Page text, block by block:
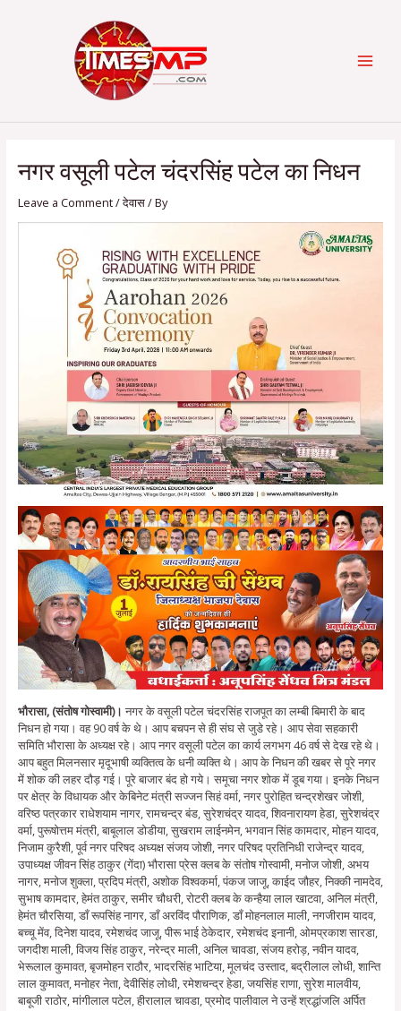
नगर वसूली पटेल चंदरसिंह पटेल का निधन
Leave a Comment/देवास/ By
भौरासा, (संतोष गोस्वामी)। नगर के वसूली पटेल चंदरसिंह राजपूत का लम्बी बिमारी के बाद
निधन हो गया। वह 90 वर्ष के थे। आप बचपन से ही संघ से जुडे रहे। आप सेवा सहकारी
समिति भौरासा के अध्यक्ष रहे। आप नगर वसूली पटेल का कार्य लगभग 46 वर्ष से देख रहे थे।
आप बहुत मिलनसार मृदूभाषी व्यक्तित्व के धनी व्यक्ति थे। आप के निधन की खबर से पूरे नगर
में शोक की लहर दौड़ गई। पूरे बाजार बंद हो गये। समूचा नगर शोक में डूब गया। इनके निधन
पर क्षेत्र के विधायक और केबिनेट मंत्री सज्जन सिहं वर्मा, नगर पुरोहित चन्द्रशेखर जोशी,
वरिष्ठ पत्रकार राधेशयाम नागर, रामचन्द्र बंड, सुरेशचंद्र यादव, शिवनारायण हेडा, सुरेशचंद्र
वर्मा, पुरूषोत्तम मंत्री, बाबूलाल डोडीया, सुखराम लाईनमेन, भगवान सिंह कामदार, मोहन यादव,
निजाम कुरैशी, पूर्व नगर परिषद अध्यक्ष संजय जोशी, नगर परिषद प्रतिनिधी राजेन्द्र यादव,
उपाध्यक्ष जीवन सिंह ठाकुर (गेंदा) भौरासा प्रेस क्लब के संतोष गोस्वामी, मनोज जोशी, अभय
नागर, मनोज शुक्ला, प्रदिप मंत्री, अशोक विश्वकर्मा, पंकज जाजू, काईद जौहर, निक्की नामदेव,
सुभाष कामदार, हेमंत ठाकुर, समीर चौधरी, रोटरी क्लब के कन्हैया लाल खाटवा, अनिल मंत्री,
हेमंत चौरसिया, डाँ रूपसिंह नागर, डाँ अरविंद पौराणिक, डाँ मोहनलाल माली, नगजीराम यादव,
बच्चू मेंव, दिनेश यादव, रमेशचंद जाजू, पीरू भाई ठेकेदार, रमेशचंद इनानी, ओमप्रकाश सारडा,
जगदीश माली, विजय सिंह ठाकुर, नरेन्द्र माली, अनिल चावडा, संजय हरोड़, नवीन यादव,
भेरूलाल कुमावत, बृजमोहन राठौर, भादरसिंह भाटिया, मूलचंद उस्ताद, बद्रीलाल लोधी, शान्ति
लाल कुमावत, मनोहर नेता, देवीसिंह लोधी, रमेशचन्द्र हेडा, जयसिंह राणा, सुरेश मालवीय,
बाबूजी राठोर, मांगीलाल पटेल, हीरालाल चावडा, प्रमोद पालीवाल ने उन्हें श्रद्धांजलि अर्पित
navigation